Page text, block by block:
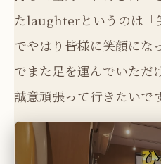
たlaughterというのは「
でやはり皆様に笑顔にな
でまた足を運んでいただ
誠意頑張って行きたいです